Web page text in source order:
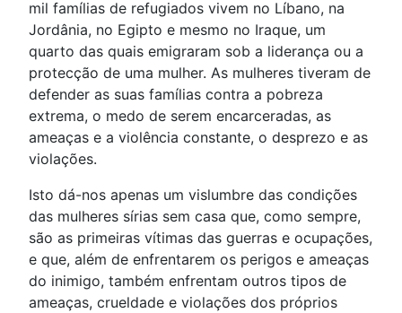
mil famílias de refugiados vivem no Líbano, na
Jordânia, no Egipto e mesmo no Iraque, um
quarto das quais emigraram sob a liderança ou a
protecção de uma mulher. As mulheres tiveram de
defender as suas famílias contra a pobreza
extrema, o medo de serem encarceradas, as
ameaças e a violência constante, o desprezo e as
violações.
Isto dá-nos apenas um vislumbre das condições
das mulheres sírias sem casa que, como sempre,
são as primeiras vítimas das guerras e ocupações,
e que, além de enfrentarem os perigos e ameaças
do inimigo, também enfrentam outros tipos de
ameaças, crueldade e violações dos próprios